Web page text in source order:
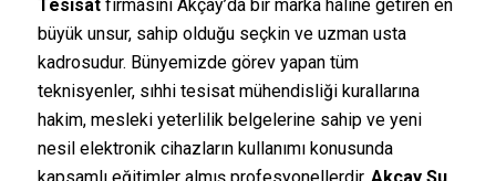
Tesisatfirmasını Akçay’da bir marka haline getiren en
büyük unsur, sahip olduğu seçkin ve uzman usta
kadrosudur. Bünyemizde görev yapan tüm
teknisyenler, sıhhi tesisat mühendisliği kurallarına
hakim, mesleki yeterlilik belgelerine sahip ve yeni
nesil elektronik cihazların kullanımı konusunda